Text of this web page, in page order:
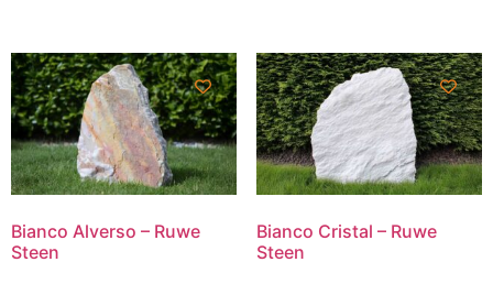
Bianco Alverso – Ruwe
Steen
Bianco Cristal – Ruwe
Steen